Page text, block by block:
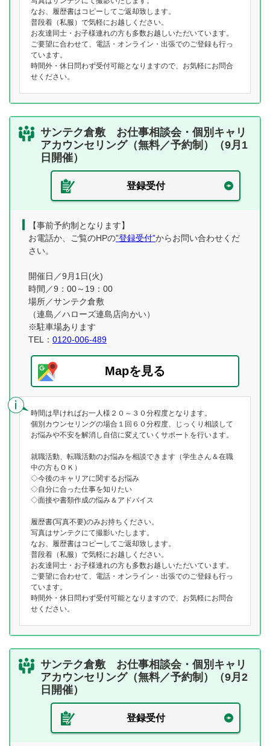
なお、履歴書はコピーしてご返却致します。
普段着（私服）で気軽にお越しください。
お友達同士・お子様連れの方も多数お越しいただいています。
ご要望に合わせて、電話・オンライン・出張でのご登録も行っ
ています。
時間外・休日問わず受付可能となりますので、お気軽にお問合
せください。
サンテク倉敷 お仕事相談会・個別キャリ
アカウンセリング（無料／予約制）（9月1
日開催）
登録受付
【事前予約制となります】
お電話か、ご覧のHPの”登録受付”からお問い合わせくだ
さい。
開催日／9月1日(火)
時間／9：00～19：00
場所／サンテク倉敷
（連島／ハローズ連島店向かい）
※駐車場あります
TEL： 0120-006-489
Mapを見る
時間は早ければお一人様２０～３０分程度となります。
個別カウンセリングの場合１回６０分程度、じっくり相談して
お悩みや不安を解消し自信に変えていくサポートを行います。
就職活動、転職活動のお悩みを相談できます（学生さん＆在職
中の方もＯＫ）
◇今後のキャリアに関するお悩み
◇自分に合った仕事を知りたい
◇面接や書類作成の悩み＆アドバイス
履歴書(写真不要)のみお持ちください。
写真はサンテクにて撮影いたします。
なお、履歴書はコピーしてご返却致します。
普段着（私服）で気軽にお越しください。
お友達同士・お子様連れの方も多数お越しいただいています。
ご要望に合わせて、電話・オンライン・出張でのご登録も行っ
ています。
時間外・休日問わず受付可能となりますので、お気軽にお問合
せください。
サンテク倉敷 お仕事相談会・個別キャリ
アカウンセリング（無料／予約制）（9月2
日開催）
登録受付